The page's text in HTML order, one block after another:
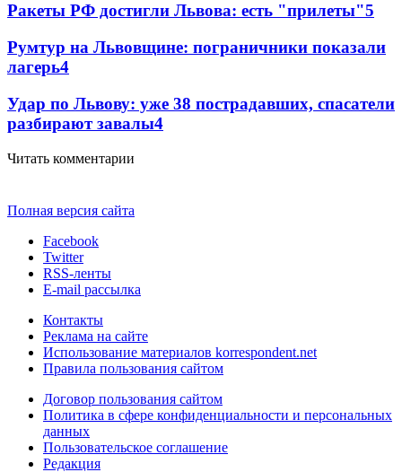
Ракеты РФ достигли Львова: есть "прилеты"5
Румтур на Львовщине: пограничники показали
лагерь4
Удар по Львову: уже 38 пострадавших, спасатели
разбирают завалы4
Читать комментарии
Полная версия сайта
Facebook
Twitter
RSS-ленты
E-mail рассылка
Контакты
Реклама на сайте
Использование материалов korrespondent.net
Правила пользования сайтом
Договор пользования сайтом
Политика в сфере конфиденциальности и персональных
данных
Пользовательское соглашение
Редакция